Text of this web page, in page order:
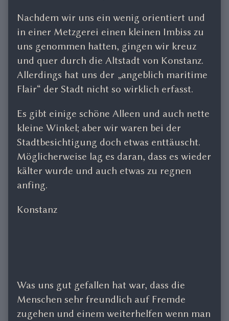
Nachdem wir uns ein wenig orientiert und
in einer Metzgerei einen kleinen Imbiss zu
uns genommen hatten, gingen wir kreuz
und quer durch die Altstadt von Konstanz.
Allerdings hat uns der „angeblich maritime
Flair“ der Stadt nicht so wirklich erfasst.
Es gibt einige schöne Alleen und auch nette
kleine Winkel; aber wir waren bei der
Stadtbesichtigung doch etwas enttäuscht.
Möglicherweise lag es daran, dass es wieder
kälter wurde und auch etwas zu regnen
anfing.
Konstanz
Was uns gut gefallen hat war, dass die
Menschen sehr freundlich auf Fremde
zugehen und einem weiterhelfen wenn man